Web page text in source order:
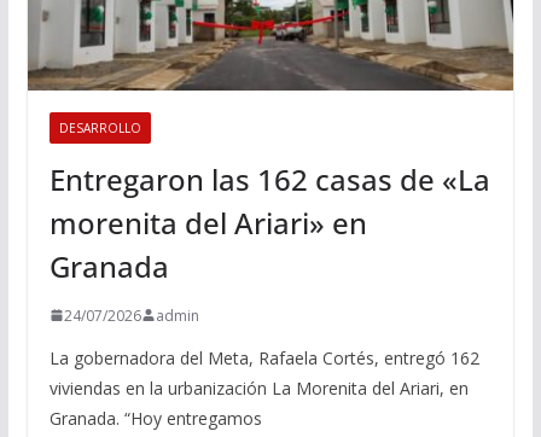
DESARROLLO
Entregaron las 162 casas de «La
morenita del Ariari» en
Granada
24/07/2026 admin
La gobernadora del Meta, Rafaela Cortés, entregó 162
viviendas en la urbanización La Morenita del Ariari, en
Granada. “Hoy entregamos